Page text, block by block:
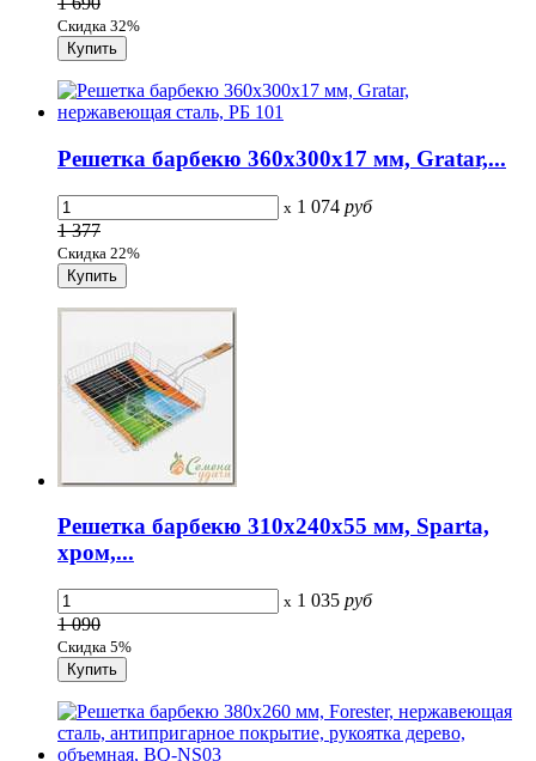
Скидка 32%
Решетка барбекю 360х300х17 мм, Gratar,...
x 1 074 руб
1 377
Скидка 22%
Решетка барбекю 310х240х55 мм, Sparta,
хром,...
x 1 035 руб
1 090
Скидка 5%